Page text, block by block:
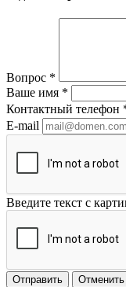
Вопрос *
Ваше имя *
Контактный телефон
E-mail
Введите текст с
Отправить Отменить